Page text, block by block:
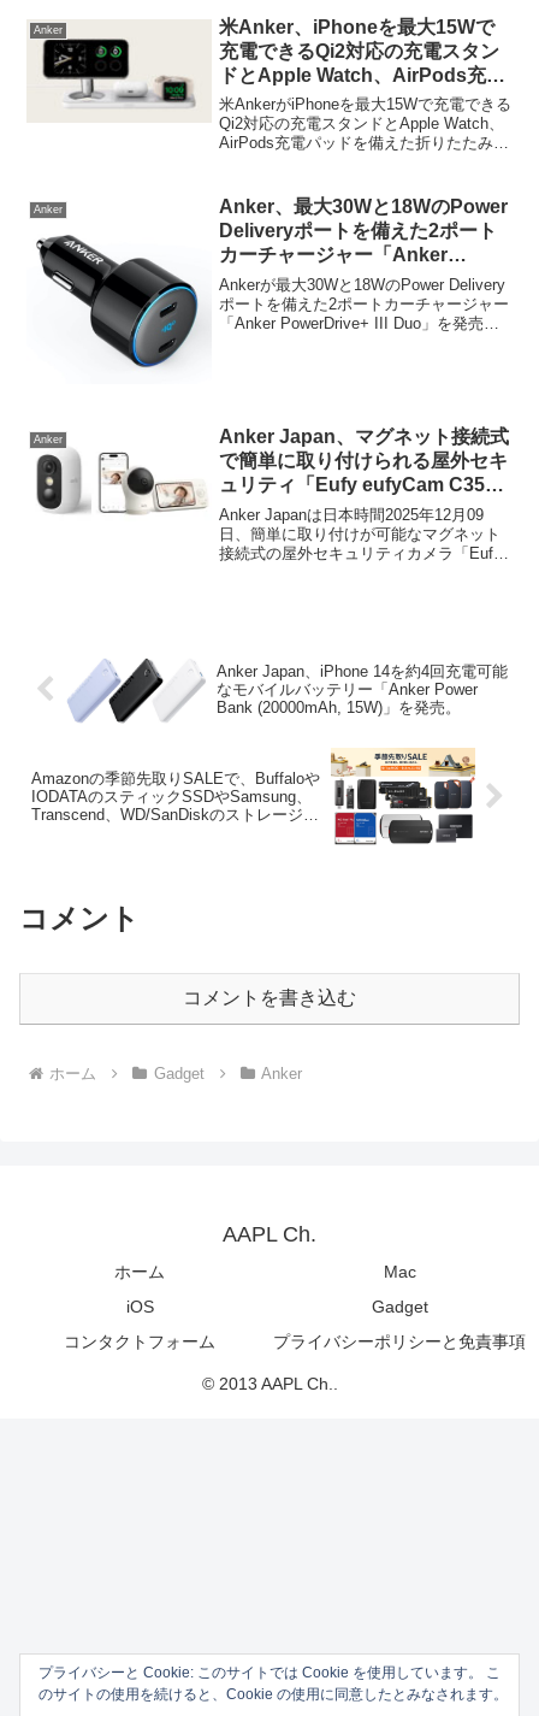
Anker
米Anker、iPhoneを最大15Wで
充電できるQi2対応の充電スタン
ドとApple Watch、AirPods充電
パッドを備えた折りたたみ式充電
ステーション「Anker MagGo
Wireless Charging Station (3-in-
米AnkerがiPhoneを最大15Wで充電できる
Qi2対応の充電スタンドとApple Watch、
AirPods充電パッドを備えた折りたたみ式
Anker
Anker、最大30Wと18WのPower
Deliveryポートを備えた2ポート
カーチャージャー「Anker
PowerDrive+ III Duo」を発売。
Ankerが最大30Wと18WのPower Delivery
ポートを備えた2ポートカーチャージャー
「Anker PowerDrive+ III Duo」を発売し
Anker
Anker Japan、マグネット接続式
で簡単に取り付けられる屋外セキ
ュリティ「Eufy eufyCam C35」
と、スマホと付属のモニターで赤
ちゃんを見守れる屋内カメラ
「Baby Monitor C10」を発売。
Anker Japanは日本時間2025年12月09
日、簡単に取り付けが可能なマグネット
接続式の屋外セキュリティカメラ「Eufy
Anker Japan、iPhone 14を約4回充電可能
なモバイルバッテリー「Anker Power
Bank (20000mAh, 15W)」を発売。
Amazonの季節先取りSALEで、Buffaloや
IODATAのスティックSSDやSamsung、
Transcend、WD/SanDiskのストレージ製
コメント
コメントを書き込む
ホーム Gadget Anker
AAPL Ch.
ホーム
Mac
iOS
Gadget
コンタクトフォーム
プライバシーポリシーと免責事項
© 2013 AAPL Ch..
プライバシーと Cookie: このサイトでは Cookie を使用しています。 こ
のサイトの使用を続けると、Cookie の使用に同意したとみなされます。